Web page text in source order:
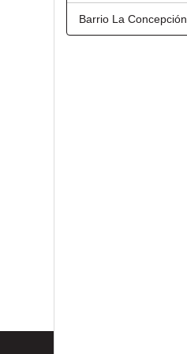
Barrio La Concepción